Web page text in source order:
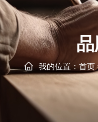
我的位置：首页